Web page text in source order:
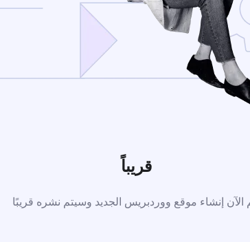
قريباً
الآن إنشاء موقع ووردبريس الجديد وسيتم نشره قريبًا